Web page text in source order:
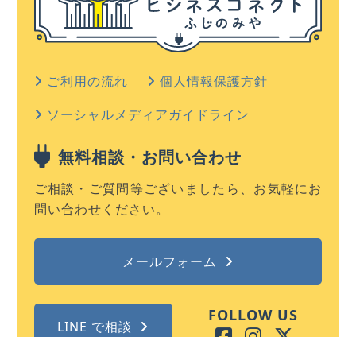
ご利用の流れ
個人情報保護方針
ソーシャルメディアガイドライン
無料相談・お問い合わせ
ご相談・ご質問等ございましたら、お気軽にお
問い合わせください。
メールフォーム
LINE で相談
FOLLOW US